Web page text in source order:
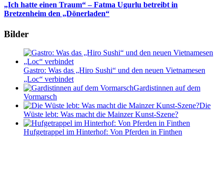
„Ich hatte einen Traum“ – Fatma Ugurlu betreibt in
Bretzenheim den „Dönerladen“
Bilder
Gastro: Was das „Hiro Sushi“ und den neuen Vietnamesen
„Loc“ verbindet
Gardistinnen auf dem
Vormarsch
Die
Wüste lebt: Was macht die Mainzer Kunst-Szene?
Hufgetrappel im Hinterhof: Von Pferden in Finthen